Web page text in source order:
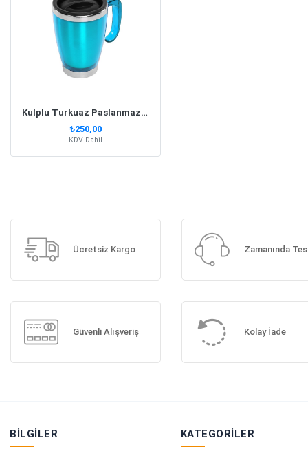
Kulplu Turkuaz Paslanmaz Çelik Termos Kupa – 415 Ml
₺250,00
KDV Dahil
Ücretsiz Kargo Zamanında
Güvenli Alışveriş Kolay İade
BILGILER KATEGORILER